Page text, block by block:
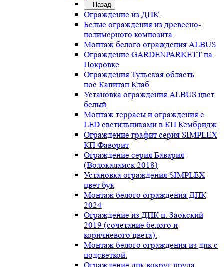
Назад
Ограждение из ДПК
Белые ограждения из древесно-
полимерного композита
Монтаж белого ограждения ALBUS
Ограждение GARDENPARKETT на
Покровке
Ограждения Тульская область
пос.Капитан Клаб
Установка ограждения ALBUS цвет
белый
Монтаж террасы и ограждения с
LED светильниками в КП Кембридж
Ограждение графит серия SIMPLEX
КП Фаворит
Ограждение серия Бавария
(Волокаламск 2018)
Установка ограждения SIMPLEX
цвет бук
Монтаж белого ограждения ДПК
2024
Ограждение из ДПК п. Заокский
2019 (сочетание белого и
коричневого цвета).
Монтаж белого ограждения из дпк с
подсветкой.